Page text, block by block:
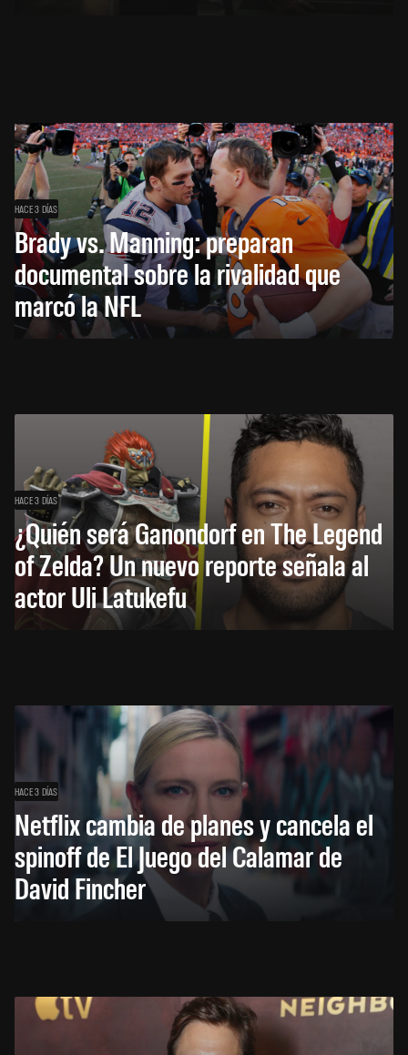
HACE 3 DÍAS
Brady vs. Manning: preparan
documental sobre la rivalidad que
marcó la NFL
HACE 3 DÍAS
¿Quién será Ganondorf en The Legend
of Zelda? Un nuevo reporte señala al
actor Uli Latukefu
HACE 3 DÍAS
Netflix cambia de planes y cancela el
spinoff de El Juego del Calamar de
David Fincher